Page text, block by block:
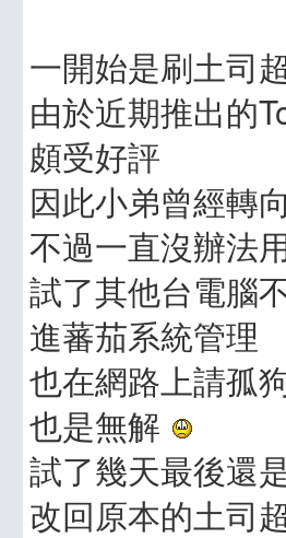
一開始是刷土司
由於近期推出的
頗受好評
因此小弟曾經轉
不過一直沒辦法
試了其他台電腦
進蕃茄系統管理
也在網路上請孤
也是無解
試了幾天最後還
改回原本的土司